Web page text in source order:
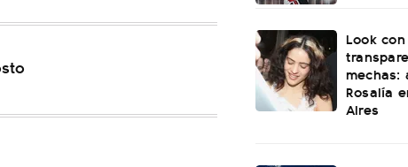
Look con
mechas:
Rosalía
Aires